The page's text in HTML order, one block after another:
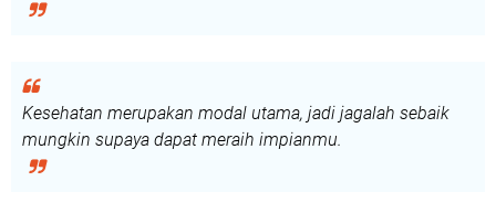
Kesehatan merupakan modal utama, jadi jagalah sebaik
mungkin supaya dapat meraih impianmu.